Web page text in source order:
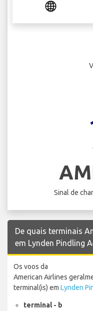
Sinal de
De quais terminais
em Lynden Pindling
Os voos da
American Airlines
terminal(is) em Lynden
terminal - b